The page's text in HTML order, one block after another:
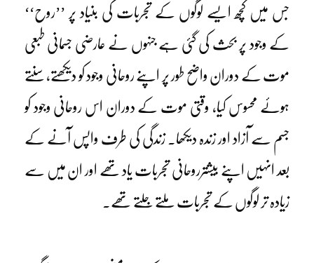
جس میں کچھ ایسے لوگوں کے تجربات کی بنیاد پر ’’روح‘‘
کے وجود پر بحث کی گئی ہے جنہوں نے عارضی جسمانی طبعی
موت کے دوران واضح طور پر اپنے روحانی وجود کو دیکھتے، سنتے
ہوئے محسوس کیا، وقتی موت کے دوران اس روحانی وجود کو
جسم سے آزاد اور زندہ دیکھا۔ زندگی کی طرف واپس آنے کے
بعد انہیں اپنے بیشترروحانی تجربات یاد تھے اور ان میں سے
زیادہ تر لوگوں کے تجربات ملتے جلتے تھے۔